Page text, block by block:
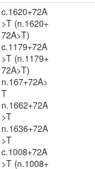
c.1620+72A
>T (n.1620+
72A>T)
c.1179+72A
>T (n.1179+
72A>T)
n.167+72A>
T
n.1662+72A
>T
n.1636+72A
>T
c.1008+72A
>T (n.1008+